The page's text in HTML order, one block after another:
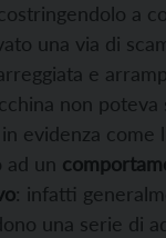
a
una via di
e
non poteva
evidenza come
ad un
: infatti
una serie di